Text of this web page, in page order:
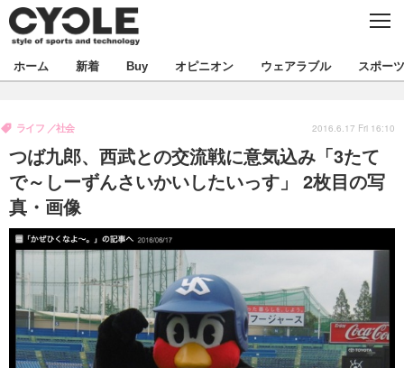
C
S
E
製品/用品
衣類
飲食
バックナンバー
インプレ
ボイス
デバイス
ビジネス
国内
選手
動画
イベント
試乗会
スポーツ
ツアー
文化
エンタメ
芸能
出版／映画
話題
ファッション
デザイン
写真
ライフ
社会
政治
ハウツー
ホーム 新着 Buy オピニオン ウェアラブル スポーツ
つば九郎、西武との交流戦に意気込み「3たて
で～しーずんさいかいしたいっす」 2枚目の写
真・画像
ライフ 社会 2016.6.17 Fri 16:10